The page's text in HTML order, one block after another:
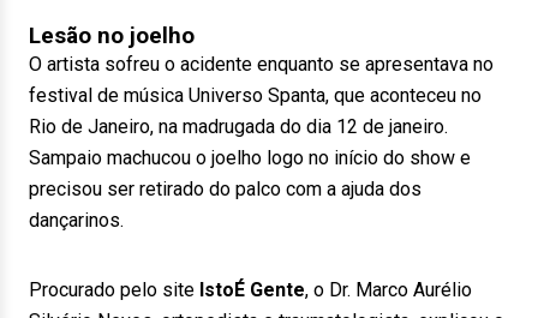
Lesão no joelho
O artista sofreu o acidente enquanto se apresentava no
festival de música Universo Spanta, que aconteceu no
Rio de Janeiro, na madrugada do dia 12 de janeiro.
Sampaio machucou o joelho logo no início do show e
precisou ser retirado do palco com a ajuda dos
dançarinos.
Procurado pelo site IstoÉ Gente, o Dr. Marco Aurélio